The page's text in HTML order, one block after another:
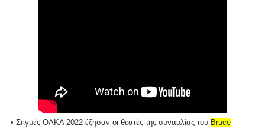
• Στιγμές ΟΑΚΑ 2022 έζησαν οι θεατές της συναυλίας του Bruce